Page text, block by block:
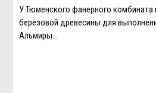
У Тюменского фанерного
березовой древесины для
Альмиры…